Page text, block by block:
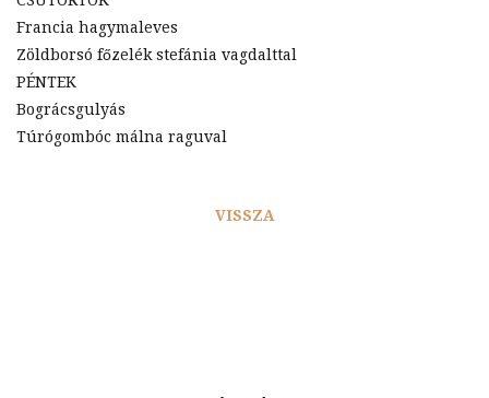
Francia hagymaleves
Zöldborsó főzelék stefánia vagdalttal
PÉNTEK
Bográcsgulyás
Túrógombóc málna raguval
VISSZA